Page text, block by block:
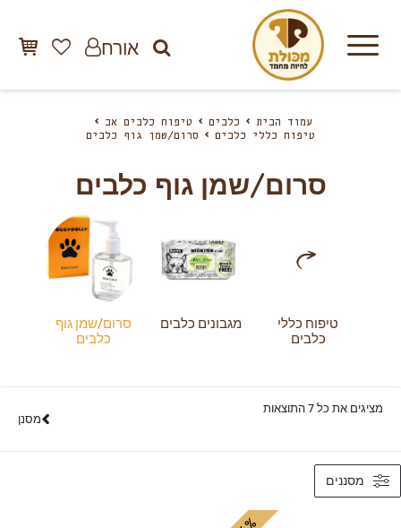
אורח
עמוד הבית כלבים
טיפוח כלבים אב
טיפוח כללי כלבים
סרום/שמן גוף כלבים
סרום/שמן גוף כלבים
טיפוח כללי
כלבים
מגבונים כלבים
סרום/שמן גוף
כלבים
מציגים את כל ⁦7⁩ התוצאות
מסנן
מסננים